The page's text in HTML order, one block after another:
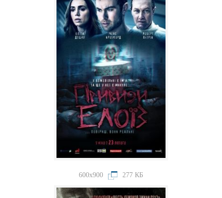
600x900 277 КБ